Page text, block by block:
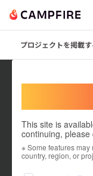
プロジェクトを掲載
This site is
continuing,
※ Some features
country, region, or